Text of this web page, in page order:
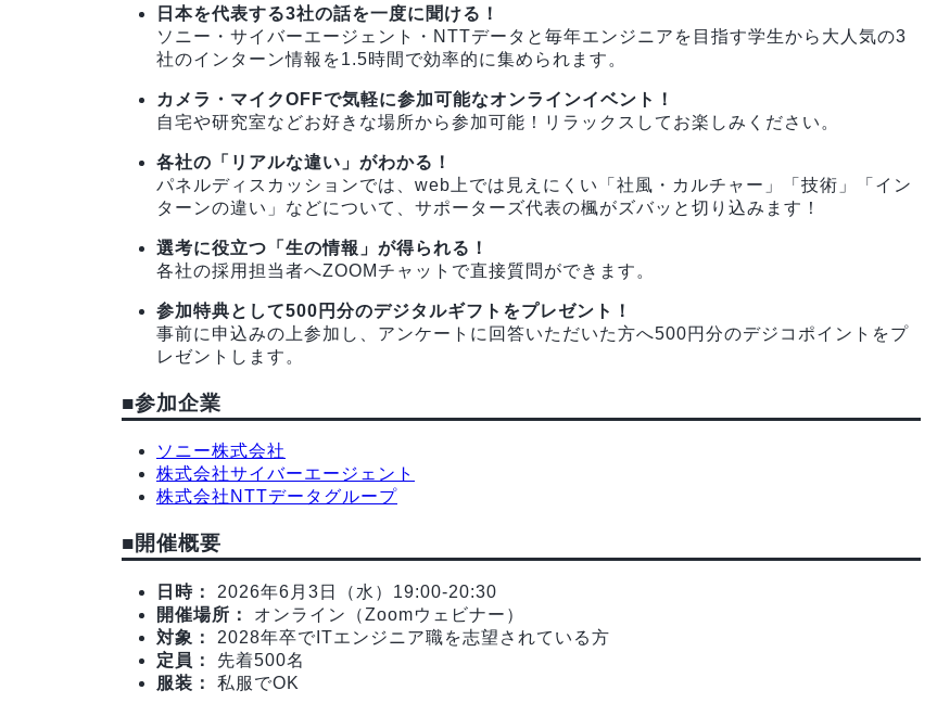
日本を代表する3社の話を一度に聞ける！
ソニー・サイバーエージェント・NTTデータと毎年エンジニアを目指す学生から大人気の3
社のインターン情報を1.5時間で効率的に集められます。
カメラ・マイクOFFで気軽に参加可能なオンラインイベント！
自宅や研究室などお好きな場所から参加可能！リラックスしてお楽しみください。
各社の「リアルな違い」がわかる！
パネルディスカッションでは、web上では見えにくい「社風・カルチャー」「技術」「イン
ターンの違い」などについて、サポーターズ代表の楓がズバッと切り込みます！
選考に役立つ「生の情報」が得られる！
各社の採用担当者へZOOMチャットで直接質問ができます。
参加特典として500円分のデジタルギフトをプレゼント！
事前に申込みの上参加し、アンケートに回答いただいた方へ500円分のデジコポイントをプ
レゼントします。
■参加企業
ソニー株式会社
株式会社サイバーエージェント
株式会社NTTデータグループ
■開催概要
日時：
2026年6月3日（水）19:00-20:30
開催場所：
オンライン（Zoomウェビナー）
対象：
2028年卒でITエンジニア職を志望されている方
定員：
先着500名
服装：
私服でOK